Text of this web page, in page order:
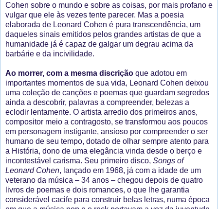
Cohen sobre o mundo e sobre as coisas, por mais profano e
vulgar que ele às vezes tente parecer. Mas a poesia
elaborada de Leonard Cohen é pura transcendência, um
daqueles sinais emitidos pelos grandes artistas de que a
humanidade já é capaz de galgar um degrau acima da
barbárie e da incivilidade.
Ao morrer, com a mesma discrição que adotou em
importantes momentos de sua vida, Leonard Cohen deixou
uma coleção de canções e poemas que guardam segredos
ainda a descobrir, palavras a compreender, belezas a
eclodir lentamente. O artista arredio dos primeiros anos,
compositor meio a contragosto, se transformou aos poucos
em personagem instigante, ansioso por compreender o ser
humano de seu tempo, dotado de olhar sempre atento para
a História, dono de uma elegância vinda desde o berço e
incontestável carisma. Seu primeiro disco, Songs of
Leonard Cohen, lançado em 1968, já com a idade de um
veterano da música – 34 anos – chegou depois de quatro
livros de poemas e dois romances, o que lhe garantia
considerável cacife para construir belas letras, numa época